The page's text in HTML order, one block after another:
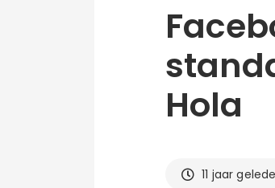
Hola
11 jaar